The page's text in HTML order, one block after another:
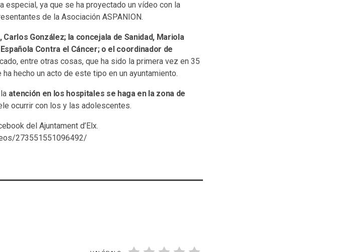
especial, ya que se ha proyectado un vídeo con la
de la Asociación ASPANION.
Carlos González; la concejala de Sanidad, Mariola
Contra el Cáncer; o el coordinador de
entre otras cosas, que ha sido la primera vez en 35
hecho un acto de este tipo en un ayuntamiento.
atención en los hospitales se haga en la zona de
ocurrir con los y las adolescentes.
del Ajuntament d’Elx.
273551551096492/